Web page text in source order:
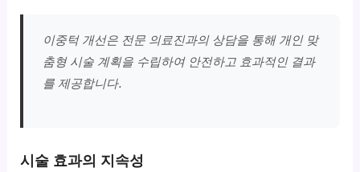
이중턱 개선은 전문 의료진과의 상담을 통해 개인 맞
춤형 시술 계획을 수립하여 안전하고 효과적인 결과
를 제공합니다.
시술 효과의 지속성